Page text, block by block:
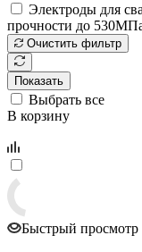
Электроды для
прочности до
Очистить фильтр
Показать
Выбрать все
В корзину
Быстрый просмотр